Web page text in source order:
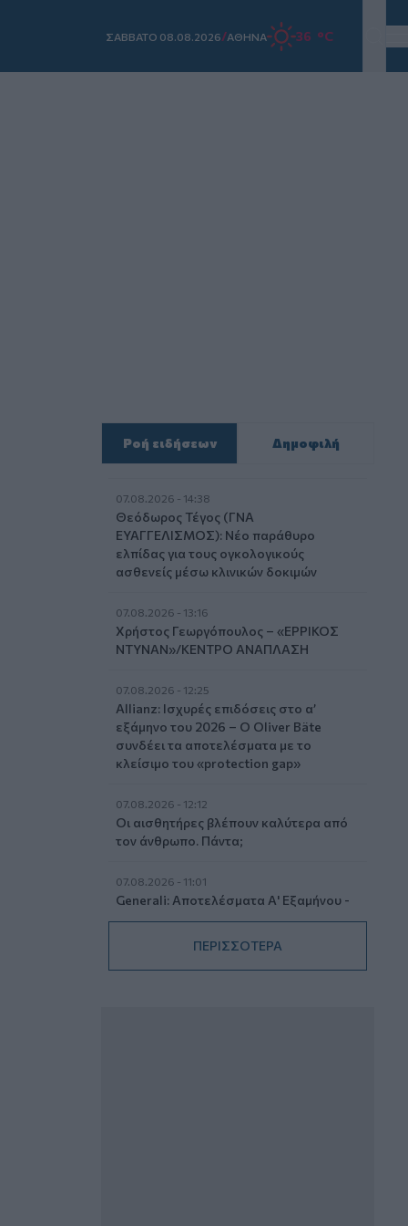
ΣAΒΒΑΤΟ 08.08.2026/ΑΘΗΝΑ 36 °C
Ροή ειδήσεων Δημοφιλή
07.08.2026 - 14:38
Θεόδωρος Τέγος (ΓΝΑ
ΕΥΑΓΓΕΛΙΣΜΟΣ): Νέο παράθυρο
ελπίδας για τους ογκολογικούς
ασθενείς μέσω κλινικών δοκιμών
07.08.2026 - 13:16
Χρήστος Γεωργόπουλος – «ΕΡΡΙΚΟΣ
ΝΤΥΝΑΝ»/ΚΕΝΤΡΟ ΑΝΑΠΛΑΣΗ
07.08.2026 - 12:25
Allianz: Ισχυρές επιδόσεις στο α’
εξάμηνο του 2026 – Ο Oliver Bäte
συνδέει τα αποτελέσματα με το
κλείσιμο του «protection gap»
07.08.2026 - 12:12
Οι αισθητήρες βλέπουν καλύτερα από
τον άνθρωπο. Πάντα;
07.08.2026 - 11:01
Generali: Αποτελέσματα Α' Εξαμήνου -
Εξαιρετική ανάπτυξη στα Λειτουργικά
Αποτελέσματα με συμβολή από όλες
τις επιχειρηματικές δραστηριότητες
ΠΕΡΙΣΣΟΤΕΡΑ